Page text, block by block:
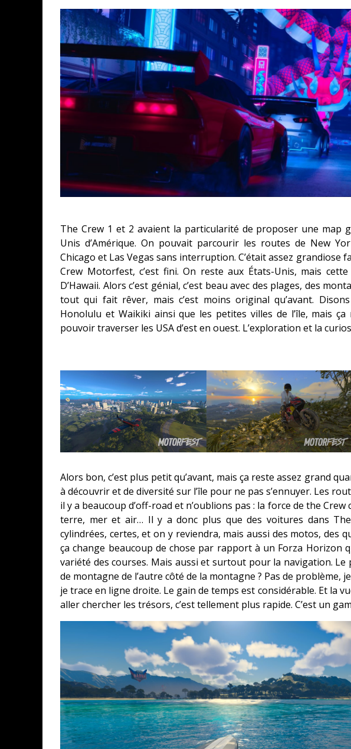
The Crew 1 et 2 avaient la particularité de proposer une map
Unis d’Amérique. On pouvait parcourir les routes de New
Chicago et Las Vegas sans interruption. C’était assez grandiose
Crew Motorfest, c’est fini. On reste aux États-Unis, mais
D’Hawaii. Alors c’est génial, c’est beau avec des plages, des
tout qui fait rêver, mais c’est moins original qu’avant.
Honolulu et Waikiki ainsi que les petites villes de l’île, mais ça
pouvoir traverser les USA d’est en ouest. L’exploration et la
Alors bon, c’est plus petit qu’avant, mais ça reste assez grand
à découvrir et de diversité sur l’île pour ne pas s’ennuyer. Les
il y a beaucoup d’off-road et n’oublions pas : la force de the
terre, mer et air… Il y a donc plus que des voitures dans
cylindrées, certes, et on y reviendra, mais aussi des motos, des
ça change beaucoup de chose par rapport à un Forza Horizon
variété des courses. Mais aussi et surtout pour la navigation.
de montagne de l’autre côté de la montagne ? Pas de problème,
je trace en ligne droite. Le gain de temps est considérable. Et la
aller chercher les trésors, c’est tellement plus rapide. C’est un
CONCOURS : CALENDRIER DE L’AVENT – UNE
SUR XBOX ONE OU PS4
Daily Passions